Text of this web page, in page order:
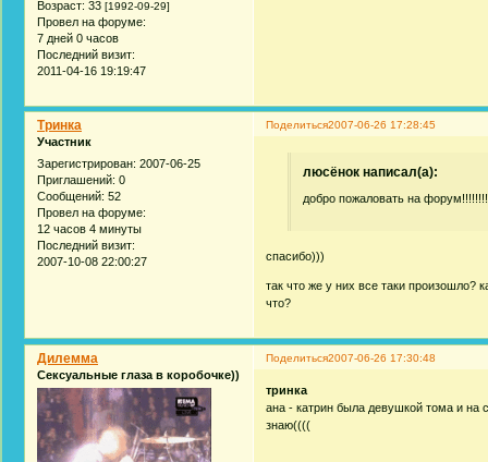
Возраст: 33 [1992-09-29]
Провел на форуме:
7 дней 0 часов
Последний визит:
2011-04-16 19:19:47
Поделиться2007-06-26 17:28:45
Тринка
Участник
Зарегистрирован: 2007-06-25
Приглашений: 0
Сообщений: 52
Провел на форуме:
12 часов 4 минуты
Последний визит:
2007-10-08 22:00:27
люсёнок написал(а):
добро пожаловать на
спасибо)))
так что же у них все таки произошло?
что?
Поделиться2007-06-26 17:30:48
Дилемма
Сексуальные глаза в коробочке))
тринка
ана - катрин была девушкой тома и на
знаю((((